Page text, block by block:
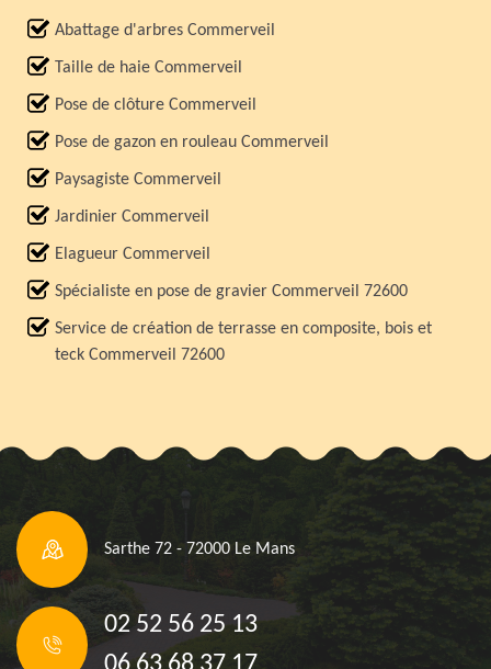
Abattage d'arbres Commerveil
Taille de haie Commerveil
Pose de clôture Commerveil
Pose de gazon en rouleau Commerveil
Paysagiste Commerveil
Jardinier Commerveil
Elagueur Commerveil
Spécialiste en pose de gravier Commerveil 72600
Service de création de terrasse en composite, bois et
teck Commerveil 72600
Sarthe 72 - 72000 Le Mans
02 52 56 25 13